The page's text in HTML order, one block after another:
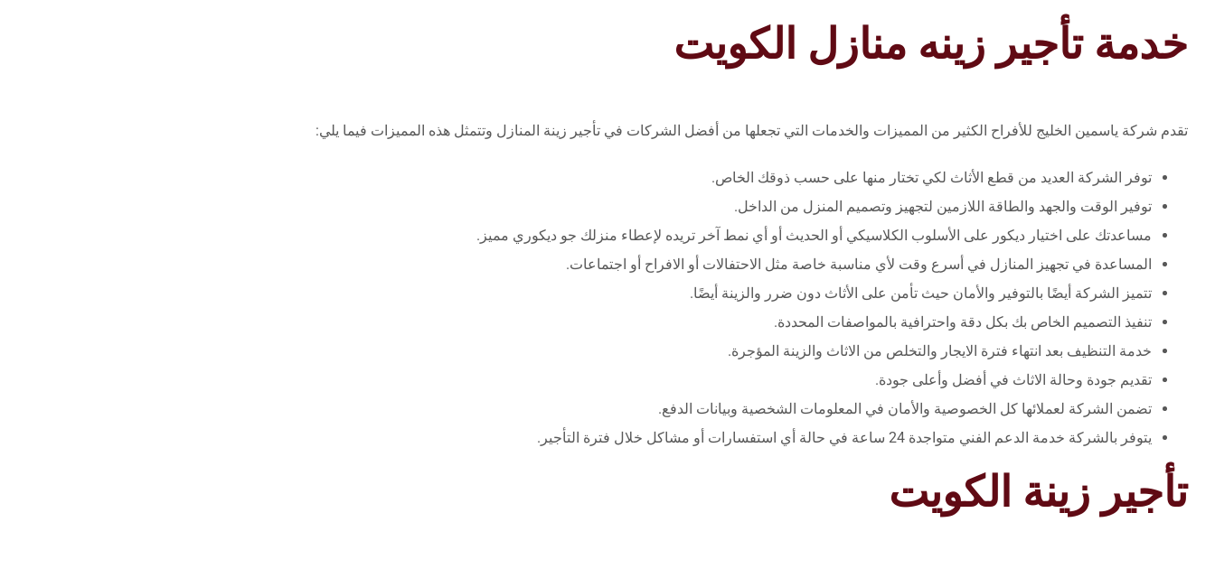
خدمة تأجير زينه منازل الكويت
تقدم شركة ياسمين الخليج للأفراح الكثير من المميزات والخدمات التي تجعلها من أفضل الشركات في تأجير زينة المنازل وتتمثل هذه المميزات فيما يلي:
توفر الشركة العديد من قطع الأثاث لكي تختار منها على حسب ذوقك الخاص.
توفير الوقت والجهد والطاقة اللازمين لتجهيز وتصميم المنزل من الداخل.
مساعدتك على اختيار ديكور على الأسلوب الكلاسيكي أو الحديث أو أي نمط آخر تريده لإعطاء منزلك جو ديكوري مميز.
المساعدة في تجهيز المنازل في أسرع وقت لأي مناسبة خاصة مثل الاحتفالات أو الافراح أو اجتماعات.
تتميز الشركة أيضًا بالتوفير والأمان حيث تأمن على الأثاث دون ضرر والزينة أيضًا.
تنفيذ التصميم الخاص بك بكل دقة واحترافية بالمواصفات المحددة.
خدمة التنظيف بعد انتهاء فترة الايجار والتخلص من الاثاث والزينة المؤجرة.
تقديم جودة وحالة الاثاث في أفضل وأعلى جودة.
تضمن الشركة لعملائها كل الخصوصية والأمان في المعلومات الشخصية وبيانات الدفع.
يتوفر بالشركة خدمة الدعم الفني متواجدة 24 ساعة في حالة أي استفسارات أو مشاكل خلال فترة التأجير.
تأجير زينة الكويت